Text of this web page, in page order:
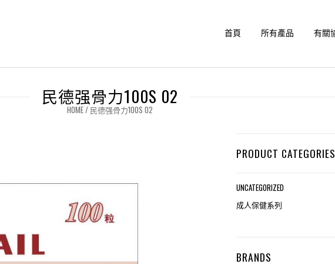
首頁 所有產品 有關
民德强骨力100S 02
HOME/ 民德强骨力100S 02
PRODUCT CATEGORIES
UNCATEGORIZED
成人保健系列
BRANDS